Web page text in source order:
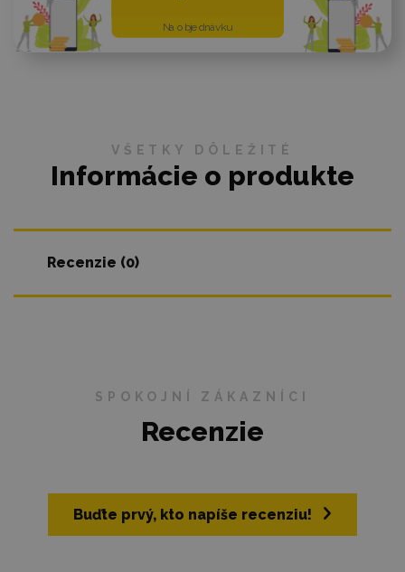
Na objednávku
VŠETKY DÔLEŽITÉ
Informácie o produkte
Recenzie (0)
SPOKOJNÍ ZÁKAZNÍCI
Recenzie
Buďte prvý, kto napíše recenziu!